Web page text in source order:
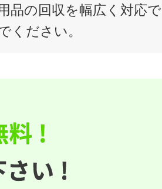
品の回収を幅広く対応で
ください。